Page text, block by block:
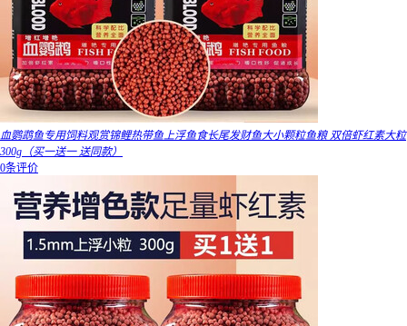
血鹦鹉鱼专用饲料观赏锦鲤热带鱼上浮鱼食长尾发财鱼大小颗粒鱼粮 双倍虾红素大粒
300g（买一送一 送同款）
0条评价